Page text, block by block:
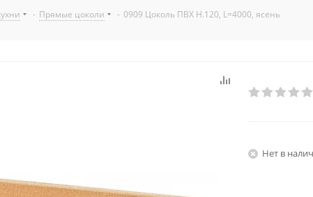
- Прямые цоколи - 0909 Цоколь ПВХ H.120, L=4000, ясень
Нет в